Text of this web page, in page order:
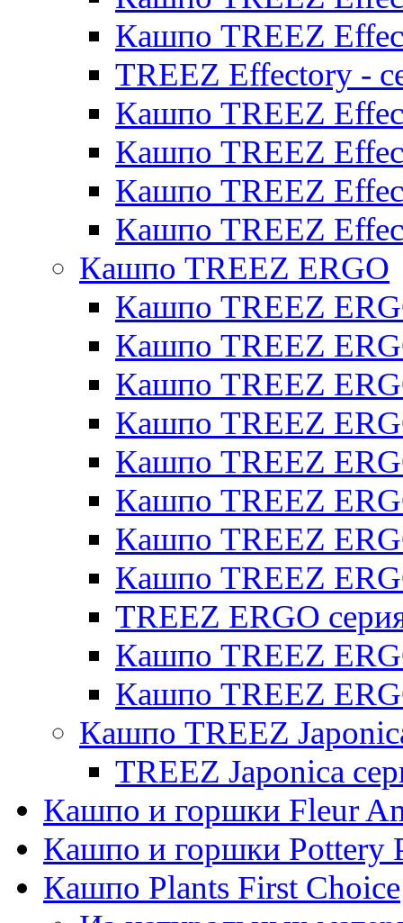
Кашпо TREEZ
TREEZ Effectory -
Кашпо TREEZ
Кашпо TREEZ
Кашпо TREEZ
Кашпо TREEZ
Кашпо TREEZ ERGO
Кашпо TREEZ
Кашпо TREEZ
Кашпо TREEZ
Кашпо TREEZ
Кашпо TREEZ
Кашпо TREEZ
Кашпо TREEZ
Кашпо TREEZ
TREEZ ERGO
Кашпо TREEZ
Кашпо TREEZ
Кашпо TREEZ
TREEZ Japonica
Кашпо и горшки Fleur
Кашпо и горшки Pottery
Кашпо Plants First Choice